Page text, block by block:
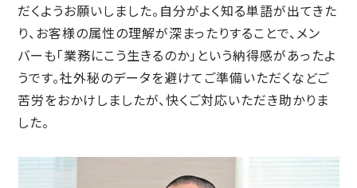
だくようお願いしました。自分がよく知る単語が出てきた
り、お客様の属性の理解が深まったりすることで、メン
バーも「業務にこう生きるのか」という納得感があったよ
うです。社外秘のデータを避けてご準備いただくなどご
苦労をおかけしましたが、快くご対応いただき助かりま
した。